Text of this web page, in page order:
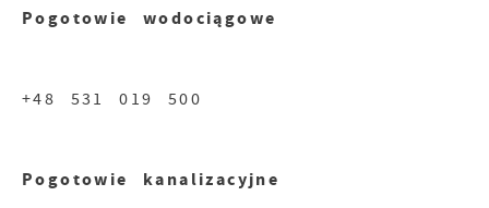
Pogotowie wodociągowe
+48 531 019 500
Pogotowie kanalizacyjne